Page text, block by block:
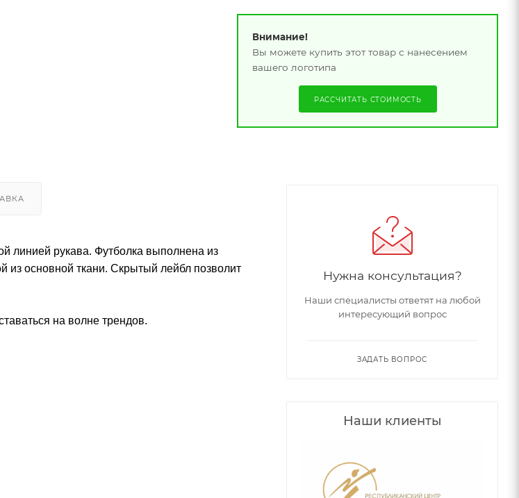
Внимание!
Вы можете купить этот товар с нанесением
вашего логотипа
РАССЧИТАТЬ СТОИМОСТЬ
линией рукава. Футболка выполнена из
из основной ткани. Скрытый лейбл позволит
на волне трендов.
Нужна консультация?
Наши специалисты ответят на любой
интересующий вопрос
ЗАДАТЬ ВОПРОС
Наши клиенты